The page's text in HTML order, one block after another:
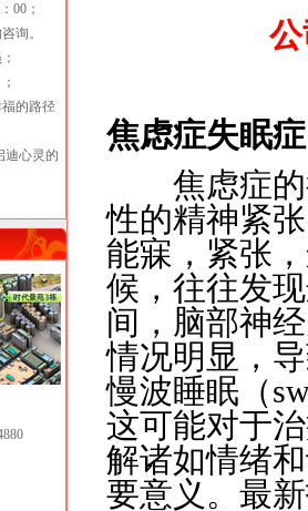
00；
询。
；
的路径
迪心灵的
焦虑症失眠症
焦虑症的
性的精神紧
能寐，紧张
候，往往发
间，脑部神
情况明显，
慢波睡眠（
这可能对于
解诸如情绪
要意义。最